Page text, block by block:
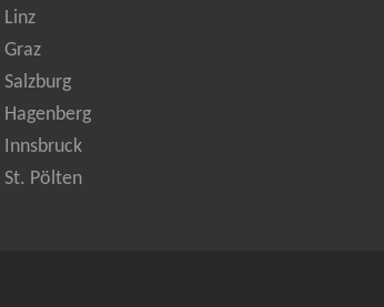
Linz
Graz
Salzburg
Hagenberg
Innsbruck
St. Pölten